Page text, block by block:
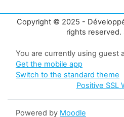
Copyright © 2025 -
rights reserved.
You are currently using guest
Get the mobile app
Switch to the standard theme
Positive SSL
Powered by Moodle